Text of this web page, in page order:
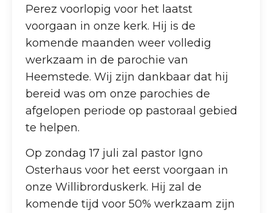
Perez voorlopig voor het laatst
voorgaan in onze kerk. Hij is de
komende maanden weer volledig
werkzaam in de parochie van
Heemstede. Wij zijn dankbaar dat hij
bereid was om onze parochies de
afgelopen periode op pastoraal gebied
te helpen.
Op zondag 17 juli zal pastor Igno
Osterhaus voor het eerst voorgaan in
onze Willibrorduskerk. Hij zal de
komende tijd voor 50% werkzaam zijn